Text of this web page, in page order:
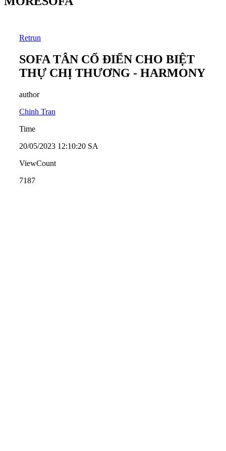
Retrun
SOFA TÂN CỔ ĐIỂN CHO BIỆT
THỰ CHỊ THƯƠNG - HARMONY
author
Chinh Tran
Time
20/05/2023 12:10:20 SA
ViewCount
7187